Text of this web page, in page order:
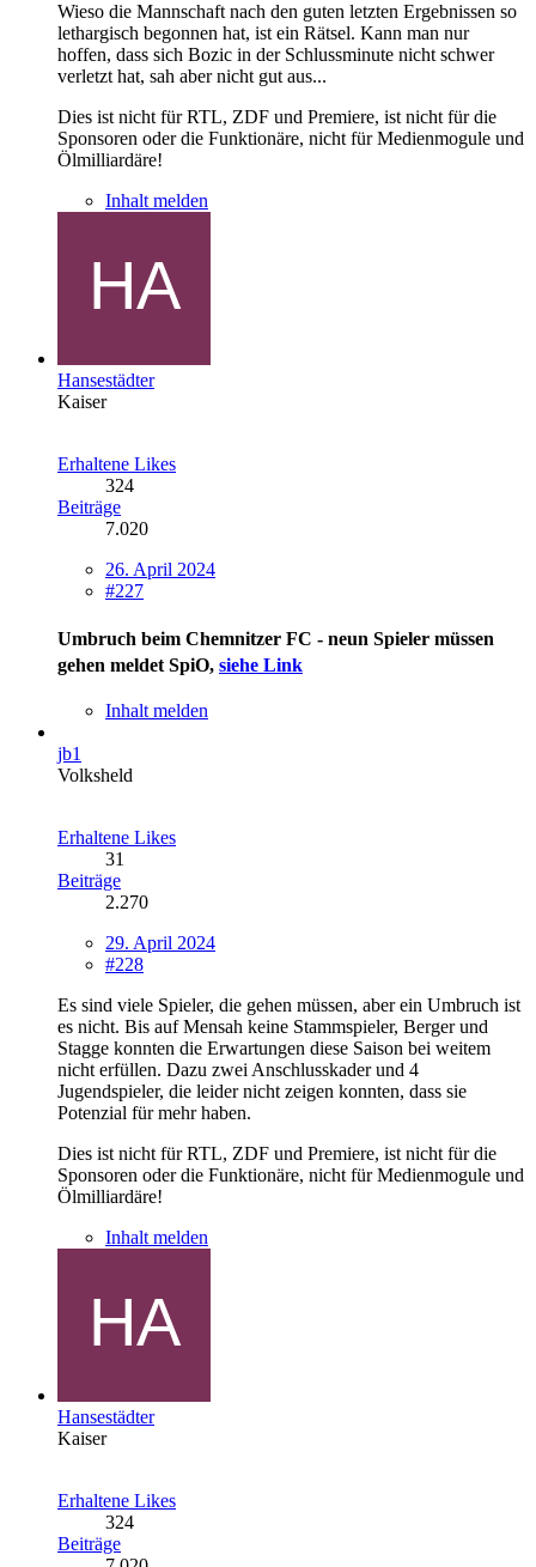
Wieso die Mannschaft nach den guten letzten Ergebnissen so
lethargisch begonnen hat, ist ein Rätsel. Kann man nur
hoffen, dass sich Bozic in der Schlussminute nicht schwer
verletzt hat, sah aber nicht gut aus...
Dies ist nicht für RTL, ZDF und Premiere, ist nicht für die
Sponsoren oder die Funktionäre, nicht für Medienmogule und
Ölmilliardäre!
Inhalt melden
Hansestädter
Kaiser
Erhaltene Likes
324
Beiträge
7.020
26. April 2024
#227
Umbruch beim Chemnitzer FC - neun Spieler müssen
gehen meldet SpiO, siehe Link
Inhalt melden
jb1
Volksheld
Erhaltene Likes
31
Beiträge
2.270
29. April 2024
#228
Es sind viele Spieler, die gehen müssen, aber ein Umbruch ist
es nicht. Bis auf Mensah keine Stammspieler, Berger und
Stagge konnten die Erwartungen diese Saison bei weitem
nicht erfüllen. Dazu zwei Anschlusskader und 4
Jugendspieler, die leider nicht zeigen konnten, dass sie
Potenzial für mehr haben.
Dies ist nicht für RTL, ZDF und Premiere, ist nicht für die
Sponsoren oder die Funktionäre, nicht für Medienmogule und
Ölmilliardäre!
Inhalt melden
Hansestädter
Kaiser
Erhaltene Likes
324
Beiträge